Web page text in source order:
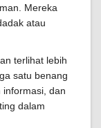
Mereka
atau
terlihat lebih
satu benang
informasi, dan
dalam